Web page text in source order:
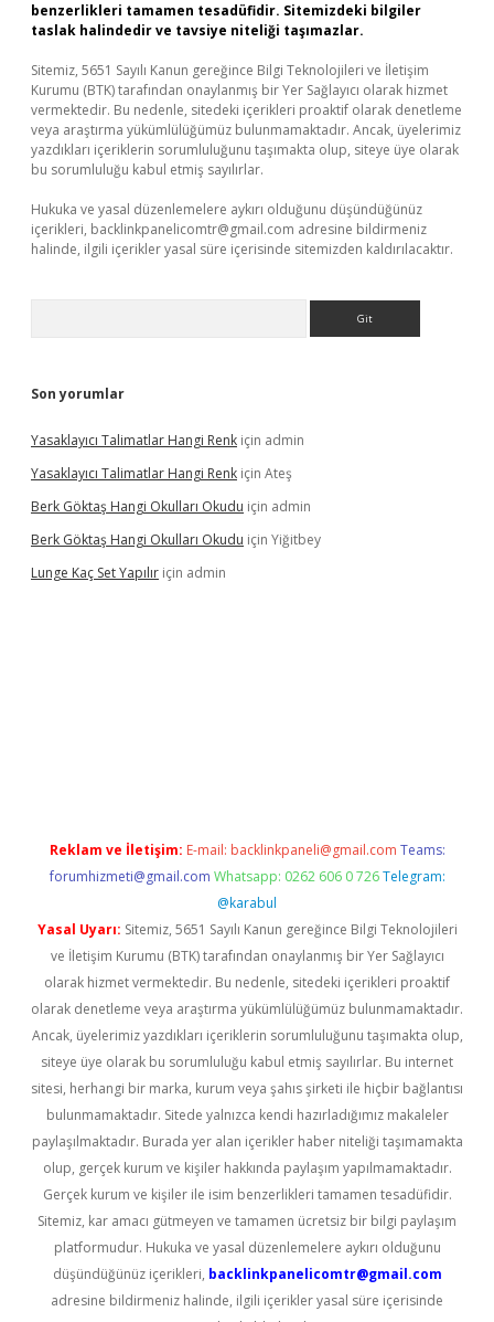
benzerlikleri tamamen tesadüfidir. Sitemizdeki bilgiler
taslak halindedir ve tavsiye niteliği taşımazlar.
Sitemiz, 5651 Sayılı Kanun gereğince Bilgi Teknolojileri ve İletişim
Kurumu (BTK) tarafından onaylanmış bir Yer Sağlayıcı olarak hizmet
vermektedir. Bu nedenle, sitedeki içerikleri proaktif olarak denetleme
veya araştırma yükümlülüğümüz bulunmamaktadır. Ancak, üyelerimiz
yazdıkları içeriklerin sorumluluğunu taşımakta olup, siteye üye olarak
bu sorumluluğu kabul etmiş sayılırlar.
Hukuka ve yasal düzenlemelere aykırı olduğunu düşündüğünüz
içerikleri, backlinkpanelicomtr@gmail.com adresine bildirmeniz
halinde, ilgili içerikler yasal süre içerisinde sitemizden kaldırılacaktır.
Son yorumlar
Yasaklayıcı Talimatlar Hangi Renk için admin
Yasaklayıcı Talimatlar Hangi Renk için Ateş
Berk Göktaş Hangi Okulları Okudu için admin
Berk Göktaş Hangi Okulları Okudu için Yiğitbey
Lunge Kaç Set Yapılır için admin
Reklam ve İletişim: E-mail: backlinkpaneli@gmail.com Teams:
forumhizmeti@gmail.com Whatsapp: 0262 606 0 726 Telegram:
@karabul
Yasal Uyarı: Sitemiz, 5651 Sayılı Kanun gereğince Bilgi Teknolojileri
ve İletişim Kurumu (BTK) tarafından onaylanmış bir Yer Sağlayıcı
olarak hizmet vermektedir. Bu nedenle, sitedeki içerikleri proaktif
olarak denetleme veya araştırma yükümlülüğümüz bulunmamaktadır.
Ancak, üyelerimiz yazdıkları içeriklerin sorumluluğunu taşımakta olup,
siteye üye olarak bu sorumluluğu kabul etmiş sayılırlar. Bu internet
sitesi, herhangi bir marka, kurum veya şahıs şirketi ile hiçbir bağlantısı
bulunmamaktadır. Sitede yalnızca kendi hazırladığımız makaleler
paylaşılmaktadır. Burada yer alan içerikler haber niteliği taşımamakta
olup, gerçek kurum ve kişiler hakkında paylaşım yapılmamaktadır.
Gerçek kurum ve kişiler ile isim benzerlikleri tamamen tesadüfidir.
Sitemiz, kar amacı gütmeyen ve tamamen ücretsiz bir bilgi paylaşım
platformudur. Hukuka ve yasal düzenlemelere aykırı olduğunu
düşündüğünüz içerikleri, backlinkpanelicomtr@gmail.com
adresine bildirmeniz halinde, ilgili içerikler yasal süre içerisinde